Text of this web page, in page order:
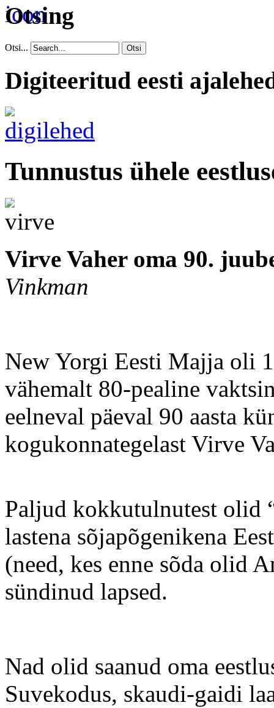
Otsing
Otsi... Otsi
Digiteeritud eesti
Tunnustus ühele
Virve Vaher oma 90.
Vinkman
New Yorgi Eesti Majja oli
vähemalt 80-pealine
eelneval päeval 90 aasta
kogukonnategelast Virve
Paljud kokkutulnutest olid
lastena sõjapõgenikena
(need, kes enne sõda olid
sündinud lapsed.
Nad olid saanud oma
Suvekodus, skaudi-gaidi